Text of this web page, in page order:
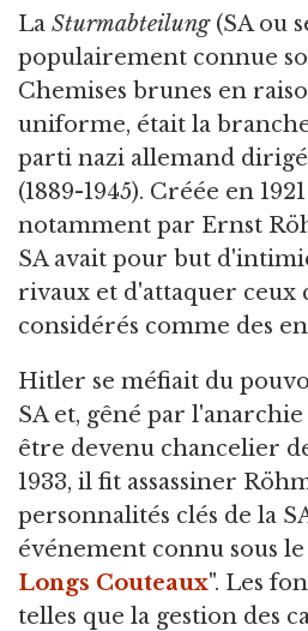
La Sturmabteilung(SA ou
populairement connue
Chemises brunes en
uniforme, était la
parti nazi allemand
(1889-1945). Créée en
notamment par Ernst
SA avait pour but
rivaux et d'attaquer ceux
considérés comme des
Hitler se méfiait du
SA et, gêné par
être devenu chancelier
1933, il fit assassiner
personnalités clés de la
événement connu sous
Longs Couteaux". Les
telles que la gestion des